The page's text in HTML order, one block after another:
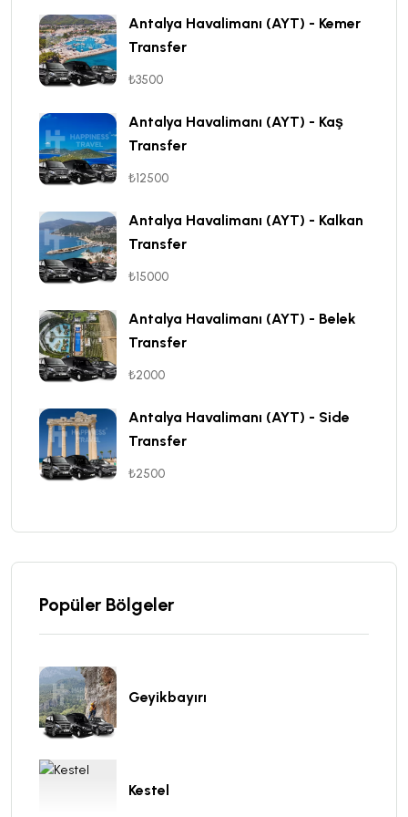
Antalya Havalimanı (AYT) - Kemer
Transfer
₺3500
Antalya Havalimanı (AYT) - Kaş
Transfer
₺12500
Antalya Havalimanı (AYT) - Kalkan
Transfer
₺15000
Antalya Havalimanı (AYT) - Belek
Transfer
₺2000
Antalya Havalimanı (AYT) - Side
Transfer
₺2500
Popüler Bölgeler
Geyikbayırı
Kestel